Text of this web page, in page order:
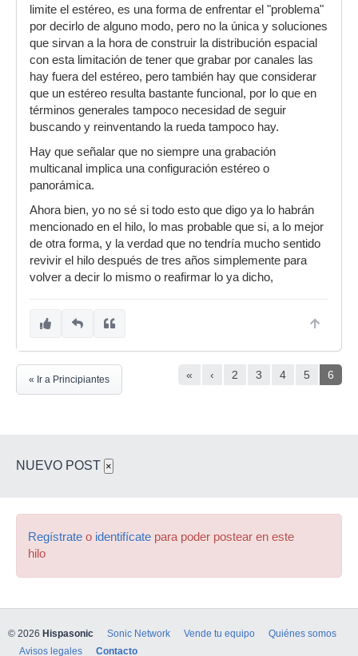
limite el estéreo, es una forma de enfrentar el "problema"
por decirlo de alguno modo, pero no la única y soluciones
que sirvan a la hora de construir la distribución espacial
con esta limitación de tener que grabar por canales las
hay fuera del estéreo, pero también hay que considerar
que un estéreo resulta bastante funcional, por lo que en
términos generales tampoco necesidad de seguir
buscando y reinventando la rueda tampoco hay.
Hay que señalar que no siempre una grabación
multicanal implica una configuración estéreo o
panorámica.
Ahora bien, yo no sé si todo esto que digo ya lo habrán
mencionado en el hilo, lo mas probable que si, a lo mejor
de otra forma, y la verdad que no tendría mucho sentido
revivir el hilo después de tres años simplemente para
volver a decir lo mismo o reafirmar lo ya dicho,
« ‹ 2 3 4 5 6
« Ir a Principiantes
NUEVO POST ×
Regístrate o identifícate para poder postear en este
hilo
© 2026 Hispasonic Sonic Network Vende tu equipo
Quiénes somos
Avisos legales
Contacto